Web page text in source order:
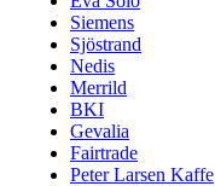
Siemens
Sjöstrand
Nedis
Merrild
BKI
Gevalia
Fairtrade
Peter Larsen Kaffe